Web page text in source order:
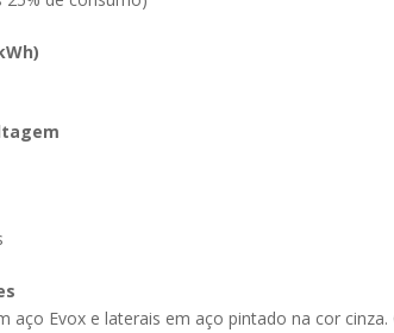
aço Evox e laterais em aço pintado na cor